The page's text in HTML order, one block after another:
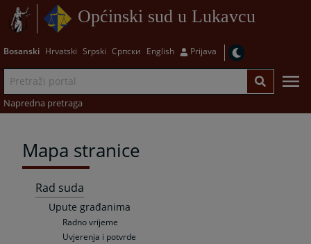
Općinski sud u Lukavcu
Bosanski Hrvatski Srpski Српски English Prijava
Napredna pretraga
Mapa stranice
Rad suda
Upute građanima
Radno vrijeme
Uvjerenja i potvrde